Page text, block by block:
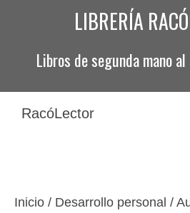
LIBRERÍA
Libros de segunda mano
RacóLector
Inicio / Desarrollo personal /